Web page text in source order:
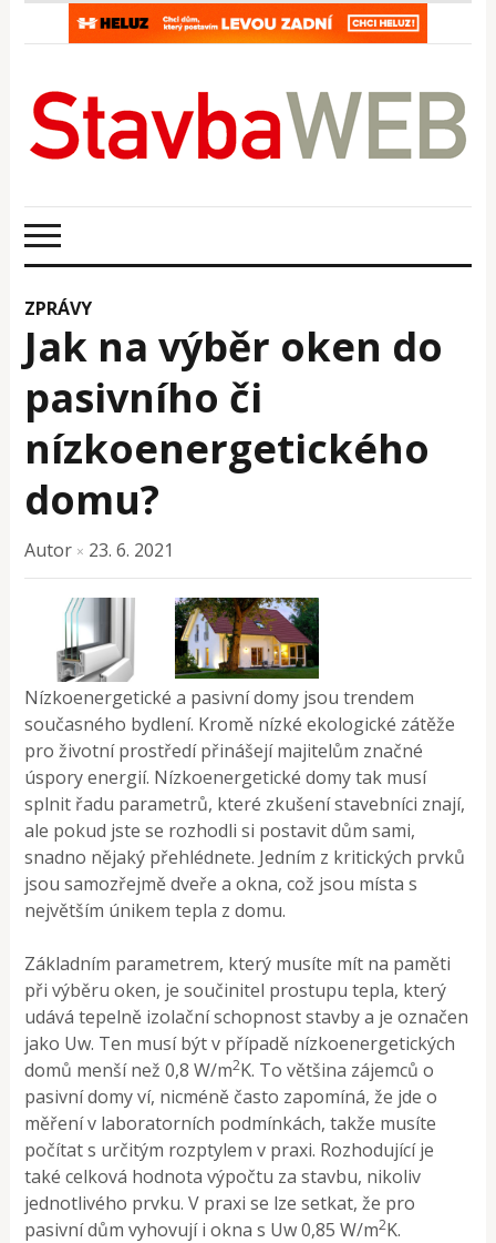
ZPRÁVY
Jak na výběr oken do
pasivního či
nízkoenergetického
domu?
Autor × 23. 6. 2021
Nízkoenergetické a pasivní domy jsou trendem
současného bydlení. Kromě nízké ekologické zátěže
pro životní prostředí přinášejí majitelům značné
úspory energií. Nízkoenergetické domy tak musí
splnit řadu parametrů, které zkušení stavebníci znají,
ale pokud jste se rozhodli si postavit dům sami,
snadno nějaký přehlédnete. Jedním z kritických prvků
jsou samozřejmě dveře a okna, což jsou místa s
největším únikem tepla z domu.
Základním parametrem, který musíte mít na paměti
při výběru oken, je součinitel prostupu tepla, který
udává tepelně izolační schopnost stavby a je označen
jako Uw. Ten musí být v případě nízkoenergetických
domů menší než 0,8 W/m2K. To většina zájemců o
pasivní domy ví, nicméně často zapomíná, že jde o
měření v laboratorních podmínkách, takže musíte
počítat s určitým rozptylem v praxi. Rozhodující je
také celková hodnota výpočtu za stavbu, nikoliv
jednotlivého prvku. V praxi se lze setkat, že pro
pasivní dům vyhovují i okna s Uw 0,85 W/m2K.